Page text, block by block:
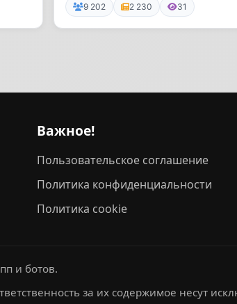
9 202 2 230 31
Важное!
Пользовательское соглашение
Политика конфиденциальности
Политика cookie
и ботов.
за их содержимое несут